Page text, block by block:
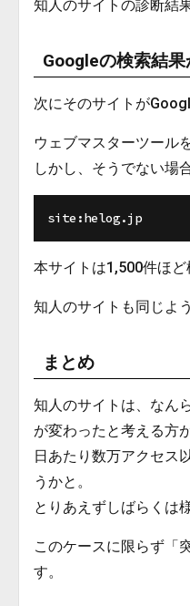
知人のサイトの診断結
Googleの検索結
次にそのサイトが
ウェブマスターツール
しかし、そうでない場
本サイトは1,500件ほど
知人のサイトも同じよ
まとめ
知人のサイトは、なん
が変わったと考える方
日あたり数万アクセス
うかと。
とりあえずしばらくは
このケースに限らず「
す。